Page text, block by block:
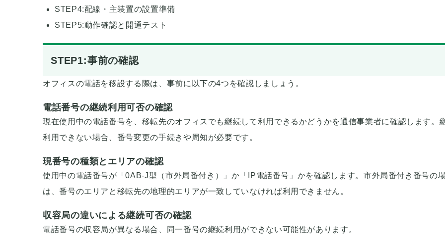
STEP4:配線・主装置の設置準備
STEP5:動作確認と開通テスト
STEP1:事前の確認
オフィスの電話を移設する際は、事前に以下の4つを確認しましょう。
電話番号の継続利用可否の確認
現在使用中の電話番号を、移転先のオフィスでも継続して利用できるかどうかを通信事業者に確認します。
利用できない場合、番号変更の手続きや周知が必要です。
現番号の種類とエリアの確認
使用中の電話番号が「0AB-J型（市外局番付き）」か「IP電話番号」かを確認します。市外局番付き番号の
は、番号のエリアと移転先の地理的エリアが一致していなければ利用できません。
収容局の違いによる継続可否の確認
電話番号の収容局が異なる場合、同一番号の継続利用ができない可能性があります。